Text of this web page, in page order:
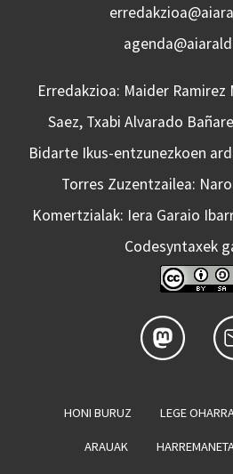
Erredakzioa: Maider
Saez, Txabi Alvarado
Bidarte Ikus-entzunezkoen
Torres Zuzentzailea:
Komertzialak: Iera Garaio
Codesyntaxek
HONI BURUZ LEGE
ARAUAK